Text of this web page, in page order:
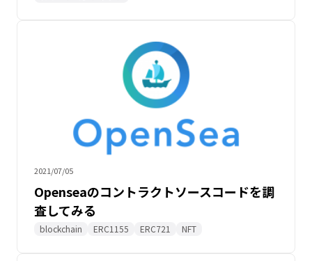
2021/07/05
Openseaのコントラクトソースコードを調
査してみる
blockchain ERC1155 ERC721 NFT